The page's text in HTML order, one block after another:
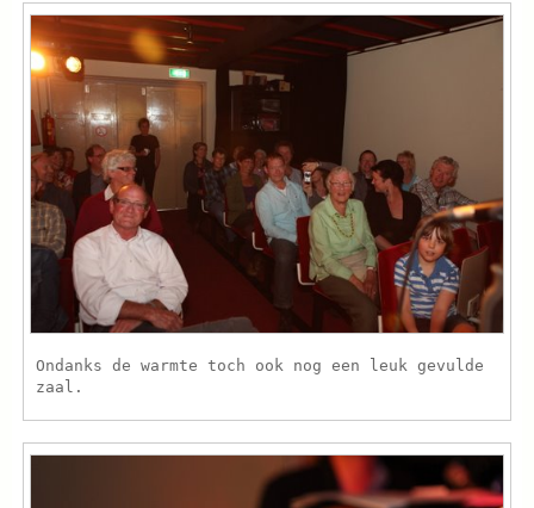
Ondanks de warmte toch ook nog een leuk gevulde
zaal.